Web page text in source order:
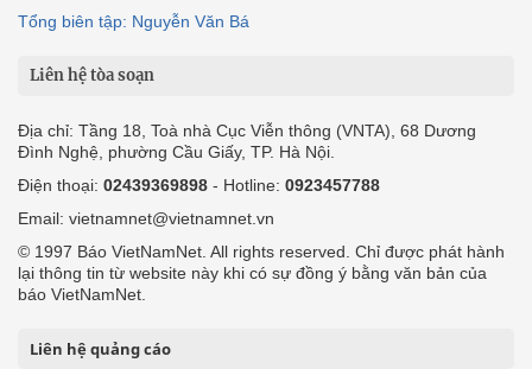
Tổng biên tập: Nguyễn Văn Bá
Liên hệ tòa soạn
Địa chỉ: Tầng 18, Toà nhà Cục Viễn thông (VNTA), 68 Dương
Đình Nghệ, phường Cầu Giấy, TP. Hà Nội.
Điện thoại: 02439369898 - Hotline: 0923457788
Email: vietnamnet@vietnamnet.vn
© 1997 Báo VietNamNet. All rights reserved. Chỉ được phát hành
lại thông tin từ website này khi có sự đồng ý bằng văn bản của
báo VietNamNet.
Liên hệ quảng cáo